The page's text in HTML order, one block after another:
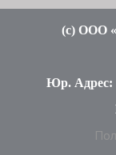
(c) ООО
Юр. Адрес: